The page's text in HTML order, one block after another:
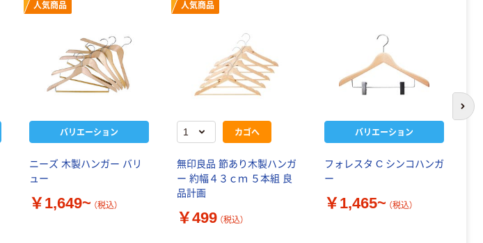
人気商品
バリエーション
ニーズ 木製ハンガー バリ
ュー
￥1,649~ （税込）
人気商品
カゴへ
無印良品 節あり木製ハンガ
ー 約幅４３ｃｍ ５本組 良
品計画
￥499 （税込）
バリエーション
フォレスタ C シンコハンガ
ー
￥1,465~ （税込）
次